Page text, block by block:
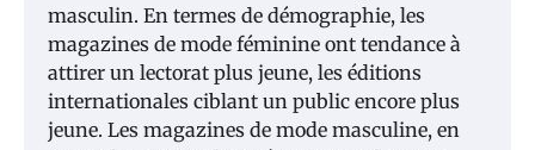
masculin. En termes de démographie, les
magazines de mode féminine ont tendance à
attirer un lectorat plus jeune, les éditions
internationales ciblant un public encore plus
jeune. Les magazines de mode masculine, en